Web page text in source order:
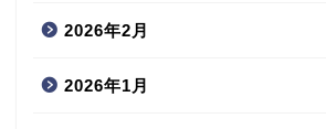
2026年2月
2026年1月